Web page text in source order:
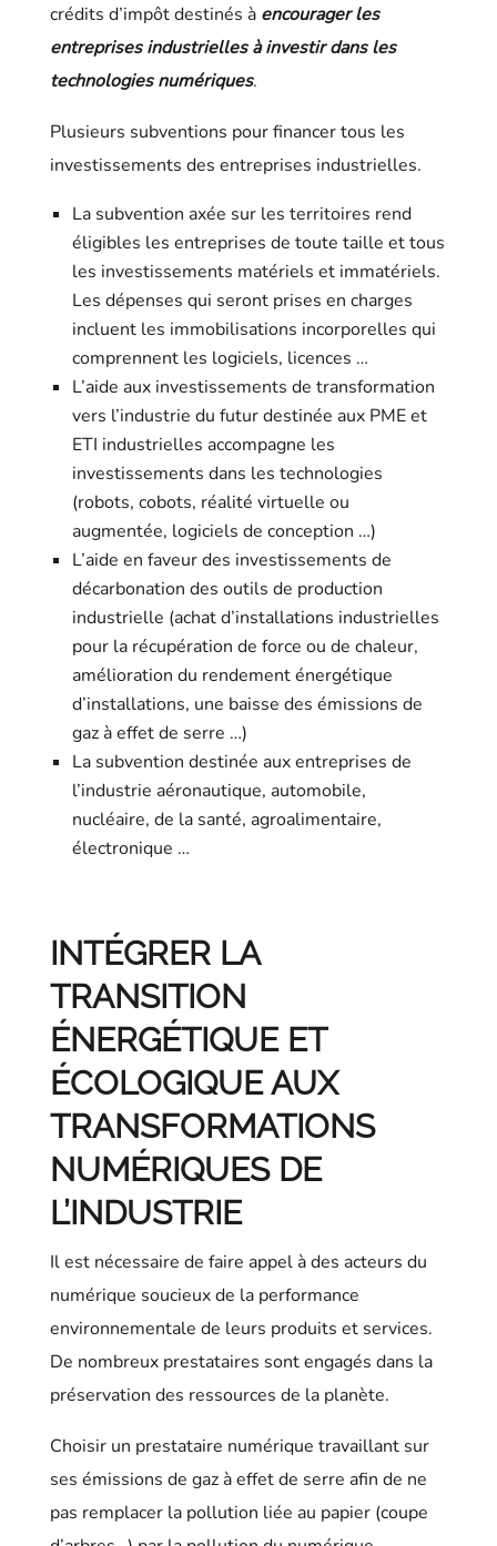
crédits d’impôt destinés à encourager les
entreprises industrielles à investir dans les
technologies numériques.
Plusieurs subventions pour financer tous les
investissements des entreprises industrielles.
La subvention axée sur les territoires rend
éligibles les entreprises de toute taille et tous
les investissements matériels et immatériels.
Les dépenses qui seront prises en charges
incluent les immobilisations incorporelles qui
comprennent les logiciels, licences …
L’aide aux investissements de transformation
vers l’industrie du futur destinée aux PME et
ETI industrielles accompagne les
investissements dans les technologies
(robots, cobots, réalité virtuelle ou
augmentée, logiciels de conception …)
L’aide en faveur des investissements de
décarbonation des outils de production
industrielle (achat d’installations industrielles
pour la récupération de force ou de chaleur,
amélioration du rendement énergétique
d’installations, une baisse des émissions de
gaz à effet de serre …)
La subvention destinée aux entreprises de
l’industrie aéronautique, automobile,
nucléaire, de la santé, agroalimentaire,
électronique …
INTÉGRER LA
TRANSITION
ÉNERGÉTIQUE ET
ÉCOLOGIQUE AUX
TRANSFORMATIONS
NUMÉRIQUES DE
L’INDUSTRIE
Il est nécessaire de faire appel à des acteurs du
numérique soucieux de la performance
environnementale de leurs produits et services.
De nombreux prestataires sont engagés dans la
préservation des ressources de la planète.
Choisir un prestataire numérique travaillant sur
ses émissions de gaz à effet de serre afin de ne
pas remplacer la pollution liée au papier (coupe